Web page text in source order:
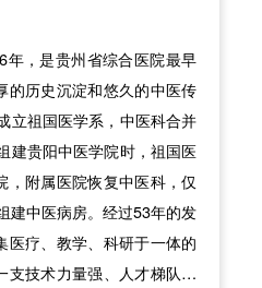
年，是贵州省综合医院最早
的历史沉淀和悠久的中医传
立祖国医学系，中医科合并
建贵阳中医学院时，祖国医
，附属医院恢复中医科，仅
建中医病房。经过53年的发
医疗、教学、科研于一体的
支技术力量强、人才梯队结